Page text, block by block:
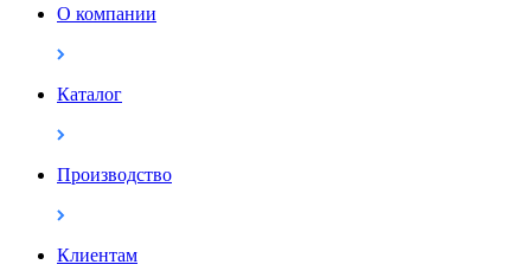
О компании
Каталог
Производство
Клиентам